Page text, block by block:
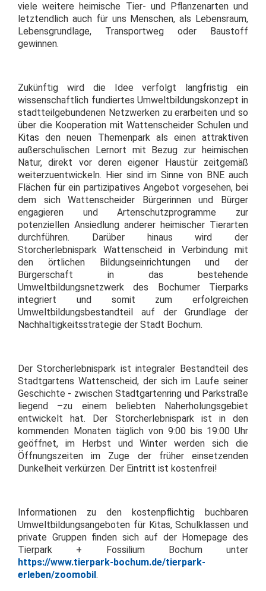
viele weitere heimische Tier- und Pflanzenarten und
letztendlich auch für uns Menschen, als Lebensraum,
Lebensgrundlage, Transportweg oder Baustoff
gewinnen.
Zukünftig wird die Idee verfolgt langfristig ein
wissenschaftlich fundiertes Umweltbildungskonzept in
stadtteilgebundenen Netzwerken zu erarbeiten und so
über die Kooperation mit Wattenscheider Schulen und
Kitas den neuen Themenpark als einen attraktiven
außerschulischen Lernort mit Bezug zur heimischen
Natur, direkt vor deren eigener Haustür zeitgemäß
weiterzuentwickeln. Hier sind im Sinne von BNE auch
Flächen für ein partizipatives Angebot vorgesehen, bei
dem sich Wattenscheider Bürgerinnen und Bürger
engagieren und Artenschutzprogramme zur
potenziellen Ansiedlung anderer heimischer Tierarten
durchführen. Darüber hinaus wird der
Storcherlebnispark Wattenscheid in Verbindung mit
den örtlichen Bildungseinrichtungen und der
Bürgerschaft in das bestehende
Umweltbildungsnetzwerk des Bochumer Tierparks
integriert und somit zum erfolgreichen
Umweltbildungsbestandteil auf der Grundlage der
Nachhaltigkeitsstrategie der Stadt Bochum.
Der Storcherlebnispark ist integraler Bestandteil des
Stadtgartens Wattenscheid, der sich im Laufe seiner
Geschichte - zwischen Stadtgartenring und Parkstraße
liegend –zu einem beliebten Naherholungsgebiet
entwickelt hat. Der Storcherlebnispark ist in den
kommenden Monaten täglich von 9:00 bis 19:00 Uhr
geöffnet, im Herbst und Winter werden sich die
Öffnungszeiten im Zuge der früher einsetzenden
Dunkelheit verkürzen. Der Eintritt ist kostenfrei!
Informationen zu den kostenpflichtig buchbaren
Umweltbildungsangeboten für Kitas, Schulklassen und
private Gruppen finden sich auf der Homepage des
Tierpark + Fossilium Bochum unter
https://www.tierpark-bochum.de/tierpark-
erleben/zoomobil.